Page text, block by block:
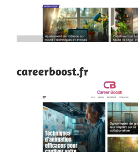
careerboost.fr